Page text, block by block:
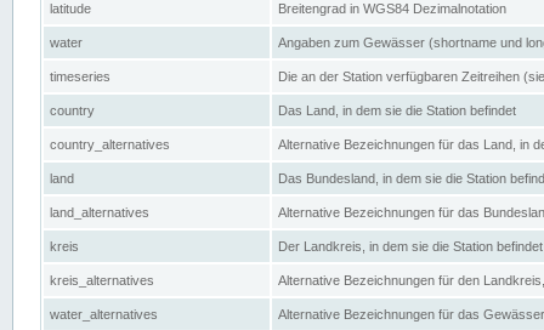
latitude Breitengrad in WGS84 Dezimalnotation
water Angaben zum Gewässer (shortname und
timeseries Die an der Station verfügbaren Zeitreihen
country Das Land, in dem sie die Station befindet
country_alternatives Alternative Bezeichnungen für das Land, in
land Das Bundesland, in dem sie die Station
land_alternatives Alternative Bezeichnungen für das
kreis Der Landkreis, in dem sie die Station befindet
kreis_alternatives Alternative Bezeichnungen für den
water_alternatives Alternative Bezeichnungen für das